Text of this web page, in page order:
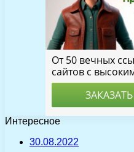
Интересное
30.08.2022